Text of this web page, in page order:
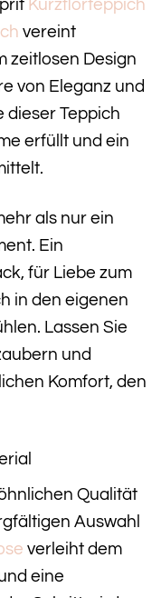
Kurzflorteppich
vereint
zeitlosen Design
von Eleganz und
dieser Teppich
erfüllt und ein
als nur ein
Ein
für Liebe zum
in den eigenen
Lassen Sie
und
Komfort, den
Qualität
Auswahl
verleiht dem
eine